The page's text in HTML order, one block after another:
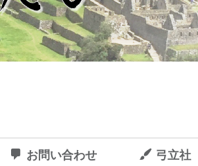
お問い合わせ 弓立社